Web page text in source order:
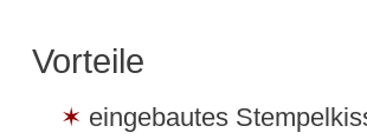
Vorteile
eingebautes